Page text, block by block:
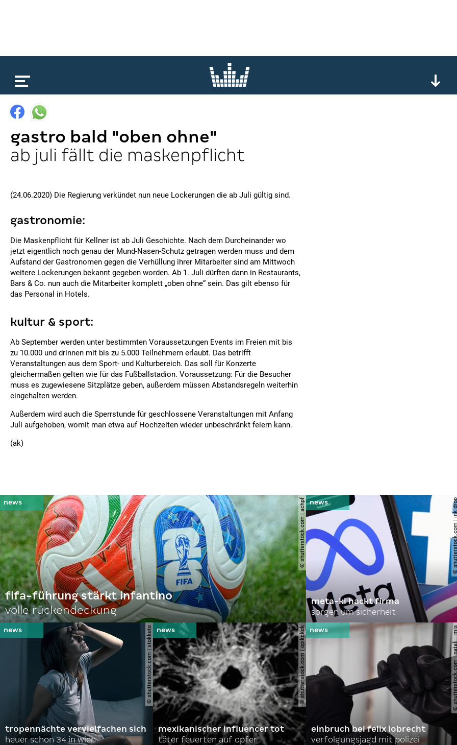
gastro bald "oben ohne"
ab juli fällt die maskenpflicht
(24.06.2020) Die Regierung verkündet nun neue Lockerungen die ab Juli gültig sind.
gastronomie:
Die Maskenpflicht für Kellner ist ab Juli Geschichte. Nach dem Durcheinander wo
jetzt eigentlich noch genau der Mund-Nasen-Schutz getragen werden muss und dem
Aufstand der Gastronomen gegen die Verhüllung ihrer Mitarbeiter sind am Mittwoch
weitere Lockerungen bekannt gegeben worden. Ab 1. Juli dürften dann in Restaurants,
Bars & Co. nun auch die Mitarbeiter komplett „oben ohne“ sein. Das gilt ebenso für
das Personal in Hotels.
kultur & sport:
Ab September werden unter bestimmten Voraussetzungen Events im Freien mit bis
zu 10.000 und drinnen mit bis zu 5.000 Teilnehmern erlaubt. Das betrifft
Veranstaltungen aus dem Sport- und Kulturbereich. Das soll für Konzerte
gleichermaßen gelten wie für das Fußballstadion. Voraussetzung: Für die Besucher
muss es zugewiesene Sitzplätze geben, außerdem müssen Abstandsregeln weiterhin
eingehalten werden.
Außerdem wird auch die Sperrstunde für geschlossene Veranstaltungen mit Anfang
Juli aufgehoben, womit man etwa auf Hochzeiten wieder unbeschränkt feiern kann.
(ak)
© shutterstock.com | achpf
fifa-führung stärkt infantino
volle rückendeckung
©
meta-ki hackt firma
sorgen um sicherheit
© shutterstock.com | stokkete
tropennächte vervielfachen sich
heuer schon 34 in wien
© shutterstock.com | opikckck
mexikanischer influencer tot
täter feuerten auf opfer
©
einbruch bei felix lobrecht
verfolgungsjagd mit polizei